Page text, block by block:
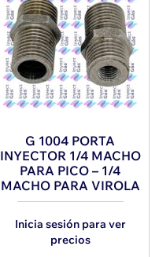
G 1004 PORTA
INYECTOR 1/4 MACHO
PARA PICO – 1/4
MACHO PARA VIROLA
Inicia sesión para ver
precios